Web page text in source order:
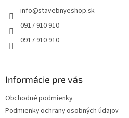
info@stavebnyeshop.sk
0917 910 910
0917 910 910
Informácie pre vás
Obchodné podmienky
Podmienky ochrany osobných údajov